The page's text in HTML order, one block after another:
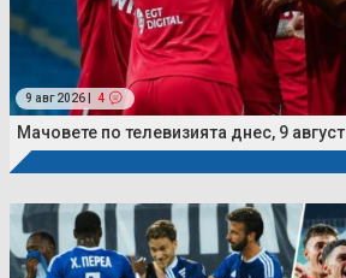
9 авг 2026 | 4
Мачовете по телевизията днес, 9 август